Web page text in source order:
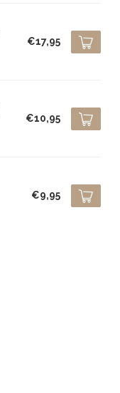
€17,95
€10,95
€9,95